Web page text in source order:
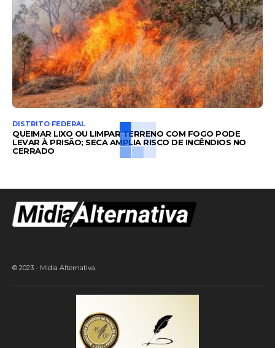
DISTRITO FEDERAL
QUEIMAR LIXO OU LIMPAR TERRENO COM FOGO PODE
LEVAR À PRISÃO; SECA AMPLIA RISCO DE INCÊNDIOS NO
CERRADO
© 2023 - Midia Alternativa.